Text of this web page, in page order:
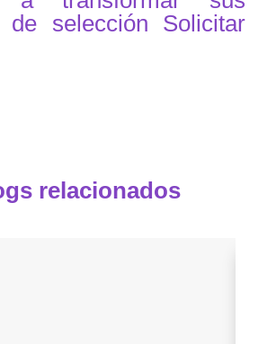
de selección Solicitar
relacionados